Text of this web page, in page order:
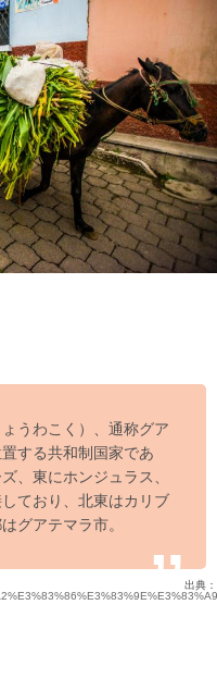
うわこく）、通称グア
する共和制国家であ
、東にホンジュラス、
ており、北東はカリブ
グアテマラ市。
出典：